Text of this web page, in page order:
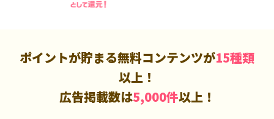
ポイントが貯まる無料コンテンツが15種類
以上！
広告掲載数は5,000件以上！